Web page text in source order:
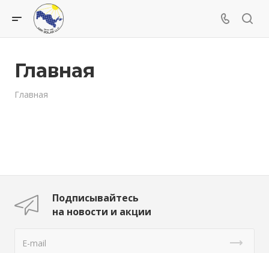
Главная
Главная
Подписывайтесь
на новости и акции